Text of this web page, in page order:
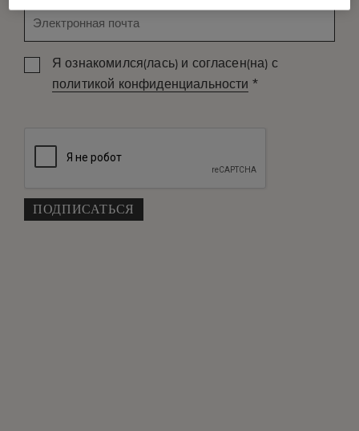
Я ознакомился(лась) и согласен(на) с
политикой конфиденциальности *